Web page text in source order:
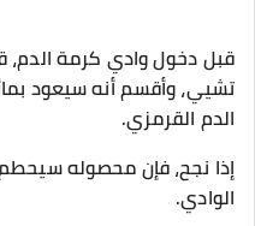
قبل دخول وادي كرمة الدم،
تشيي، وأقسم أنه سيعود
الدم القرمزي.
إذا نجح، فإن محصوله سيحطم
الوادي.